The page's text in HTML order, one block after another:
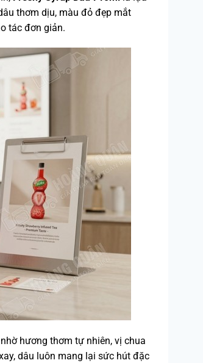
thơm dịu, màu đỏ đẹp mắt
tác đơn giản.
hương thơm tự nhiên, vị chua
dâu luôn mang lại sức hút đặc